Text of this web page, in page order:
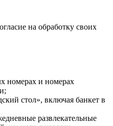
на обработку своих
номерах и номерах
стол», включая банкет в
развлекательные